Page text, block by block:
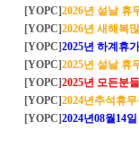
[YOPC]2026년 설날 휴
[YOPC]2026년 새해복많
[YOPC]2025년 하계휴가 8/2~8/5
[YOPC]2025년 설날 휴
[YOPC]2025년 모든분들 새해복
[YOPC]2024년추석휴
[YOPC]2024년08월14일 수요일 택